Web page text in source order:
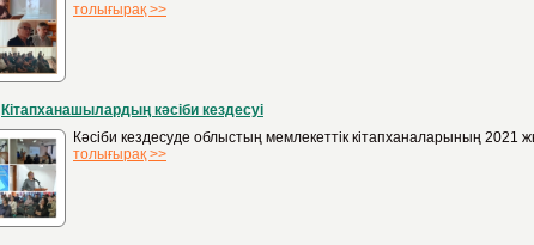
толығырақ >>
Кітапханашылардың кәсіби кездесуі
Кәсіби кездесуде облыстың мемлекеттік кітапханаларының
толығырақ >>